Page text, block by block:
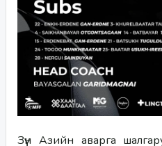
Зүүн Азийн аварга